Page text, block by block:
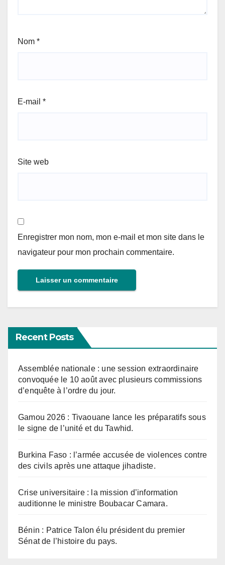
Nom *
E-mail *
Site web
Enregistrer mon nom, mon e-mail et mon site dans le
navigateur pour mon prochain commentaire.
Recent Posts
Assemblée nationale : une session extraordinaire
convoquée le 10 août avec plusieurs commissions
d’enquête à l’ordre du jour.
Gamou 2026 : Tivaouane lance les préparatifs sous
le signe de l’unité et du Tawhid.
Burkina Faso : l’armée accusée de violences contre
des civils après une attaque jihadiste.
Crise universitaire : la mission d’information
auditionne le ministre Boubacar Camara.
Bénin : Patrice Talon élu président du premier
Sénat de l’histoire du pays.